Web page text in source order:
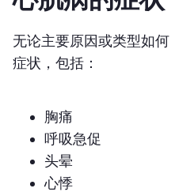
无论主要原因或类型如
症状，包括：
胸痛
呼吸急促
头晕
心悸